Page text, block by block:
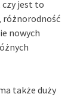
czy jest to
różnorodność
nowych
także duży